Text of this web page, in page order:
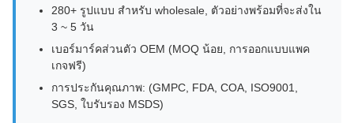
280+ รูปแบบ สําหรับ wholesale, ตัวอย่างพร้อมที่จะส่งใน
3 ~ 5 วัน
เบอร์มาร์คส่วนตัว OEM (MOQ น้อย, การออกแบบแพค
เกจฟรี)
การประกันคุณภาพ: (GMPC, FDA, COA, ISO9001,
SGS, ใบรับรอง MSDS)